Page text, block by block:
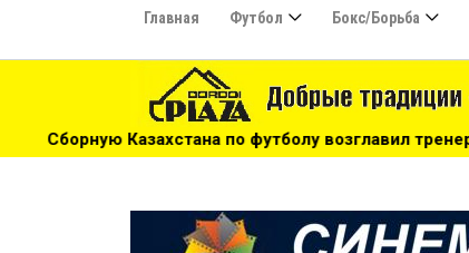
Главная Футбол Бокс/борьба
по футболу возглавил тренер из Голландии - 14:34